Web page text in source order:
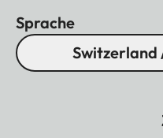
Sprache
Switzerland